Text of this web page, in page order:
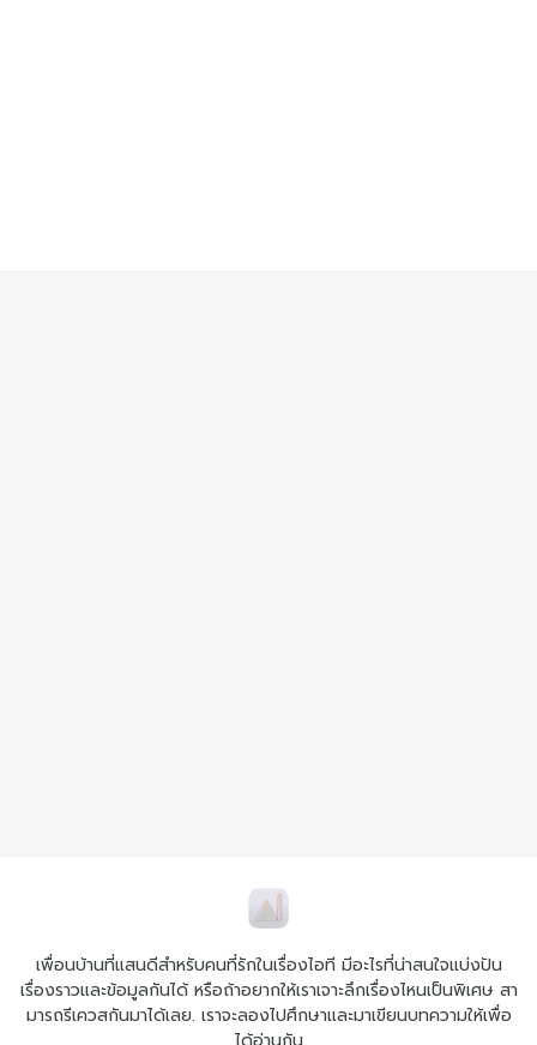
เพื่อนบ้านที่แสนดีสำหรับคนที่รักในเรื่องไอที มีอะไรที่น่าสนใจแบ่งปัน
เรื่องราวและข้อมูลกันได้ หรือถ้าอยากให้เราเจาะลึกเรื่องไหนเป็นพิเศษ สา
มารถรีเควสกันมาได้เลย. เราจะลองไปศึกษาและมาเขียนบทความให้เพื่อ